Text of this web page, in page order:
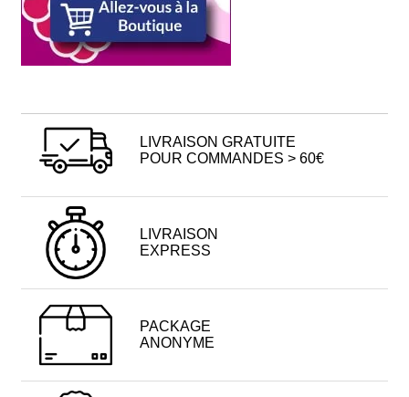
LIVRAISON GRATUITE
POUR COMMANDES > 60€
LIVRAISON
EXPRESS
PACKAGE
ANONYME